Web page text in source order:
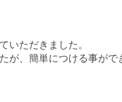
いただきました。
が、簡単につける事がで